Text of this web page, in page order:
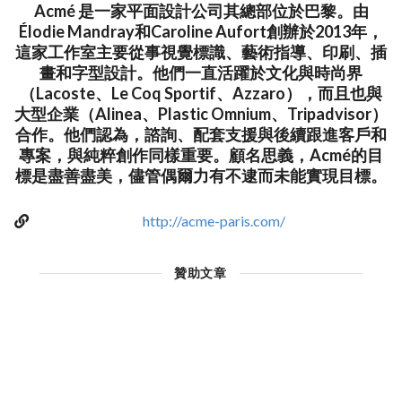
Acmé 是一家平面設計公司其總部位於巴黎。由
Élodie Mandray和Caroline Aufort創辦於2013年，
這家工作室主要從事視覺標識、藝術指導、印刷、插
畫和字型設計。他們一直活躍於文化與時尚界
（Lacoste、Le Coq Sportif、Azzaro），而且也與
大型企業（Alinea、Plastic Omnium、Tripadvisor）
合作。他們認為，諮詢、配套支援與後續跟進客戶和
專案，與純粹創作同樣重要。顧名思義，Acmé的目
標是盡善盡美，儘管偶爾力有不逮而未能實現目標。
http://acme-paris.com/
贊助文章